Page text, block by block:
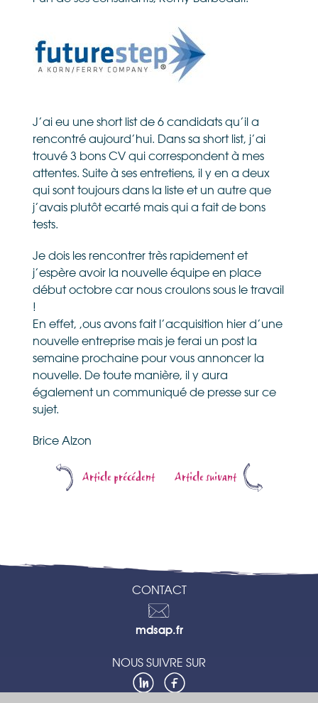
J’ai eu une short list de 6 candidats qu’il a
rencontré aujourd’hui. Dans sa short list, j’ai
trouvé 3 bons CV qui correspondent à mes
attentes. Suite à ses entretiens, il y en a deux
qui sont toujours dans la liste et un autre que
j’avais plutôt ecarté mais qui a fait de bons
tests.
Je dois les rencontrer très rapidement et
j’espère avoir la nouvelle équipe en place
début octobre car nous croulons sous le travail
!
En effet, ,ous avons fait l’acquisition hier d’une
nouvelle entreprise mais je ferai un post la
semaine prochaine pour vous annoncer la
nouvelle. De toute manière, il y aura
également un communiqué de presse sur ce
sujet.
Brice Alzon
Article précédent Article suivant
CONTACT
Contactez-
mdsap.fr
NOUS SUIVRE SUR